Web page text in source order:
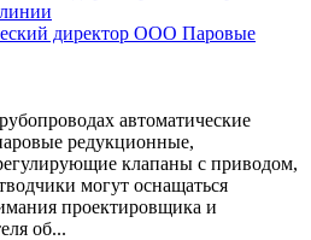
директор ООО Паровые
автоматические
редукционные,
клапаны с приводом,
могут оснащаться
проектировщика и
об...